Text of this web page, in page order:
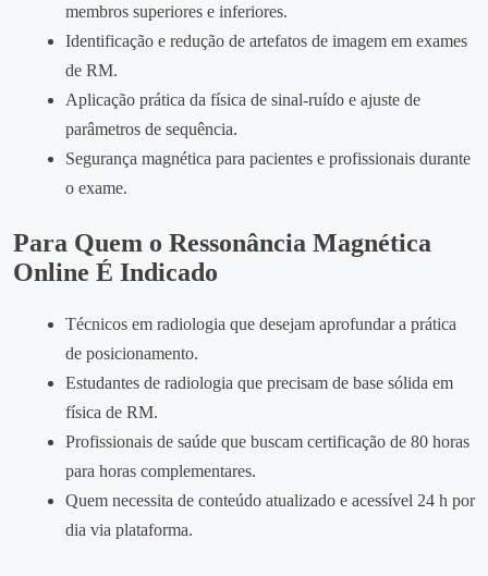
membros superiores e inferiores.
Identificação e redução de artefatos de imagem em exames
de RM.
Aplicação prática da física de sinal‑ruído e ajuste de
parâmetros de sequência.
Segurança magnética para pacientes e profissionais durante
o exame.
Para Quem o Ressonância Magnética
Online É Indicado
Técnicos em radiologia que desejam aprofundar a prática
de posicionamento.
Estudantes de radiologia que precisam de base sólida em
física de RM.
Profissionais de saúde que buscam certificação de 80 horas
para horas complementares.
Quem necessita de conteúdo atualizado e acessível 24 h por
dia via plataforma.